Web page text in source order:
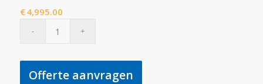
€4,995.00
Offerte aanvragen